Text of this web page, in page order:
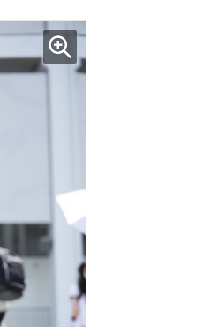
코스피 급등에 매수 사이드카 발동